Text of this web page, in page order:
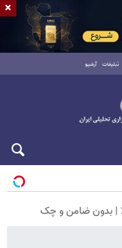
تبلیغات آرشیو
×